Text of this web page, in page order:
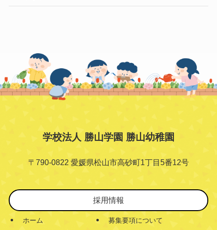
学校法人 勝山学園 勝山幼稚園
〒790-0822 愛媛県松山市高砂町1丁目5番12号
採用情報
ホーム 募集要項について